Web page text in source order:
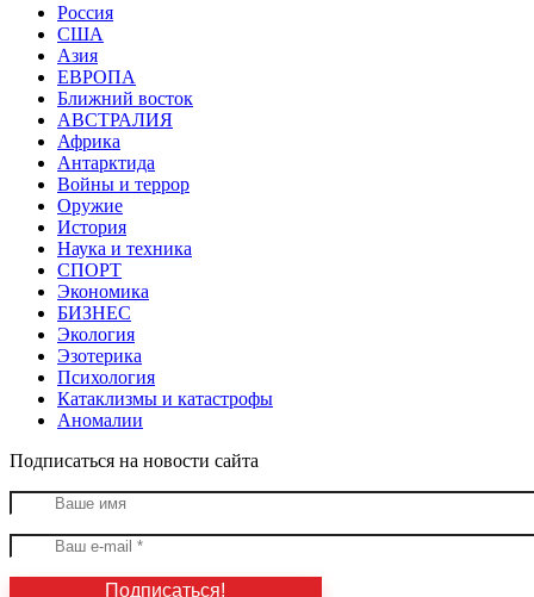
Россия
США
Азия
ЕВРОПА
Ближний восток
АВСТРАЛИЯ
Африка
Антарктида
Войны и террор
Оружие
История
Наука и техника
СПОРТ
Экономика
БИЗНЕС
Экология
Эзотерика
Психология
Катаклизмы и катастрофы
Аномалии
Подписаться на новости сайта